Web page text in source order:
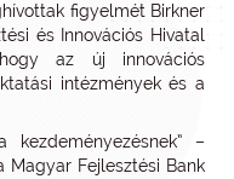
figyelmét Birkner
és Innovációs Hivatal
az új innovációs
intézmények és a
–
Magyar Fejlesztési Bank